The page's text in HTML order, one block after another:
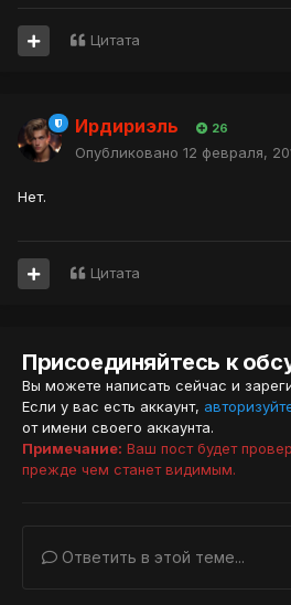
Цитата
Ирдириэль 26
Опубликовано 12 февраля,
Нет.
Цитата
Присоединяйтесь к
Вы можете написать сейчас и
Если у вас есть аккаунт,
от имени своего аккаунта.
Примечание: Ваш пост будет
прежде чем станет видимым.
Ответить в этой теме...